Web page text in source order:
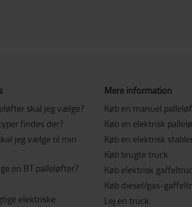
skal jeg vælge?
findes der?
jeg vælge til min
en BT palleløfter?
elektriske
Mere information
Køb en manuel
Køb en elektrisk
Køb en elektrisk
Køb brugte truck
Køb elektrisk
Køb diesel/gas-
Lej en truck